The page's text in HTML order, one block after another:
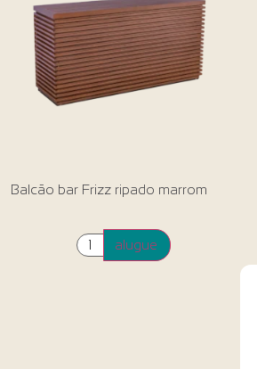
Balcão bar Frizz ripado marrom
alugue